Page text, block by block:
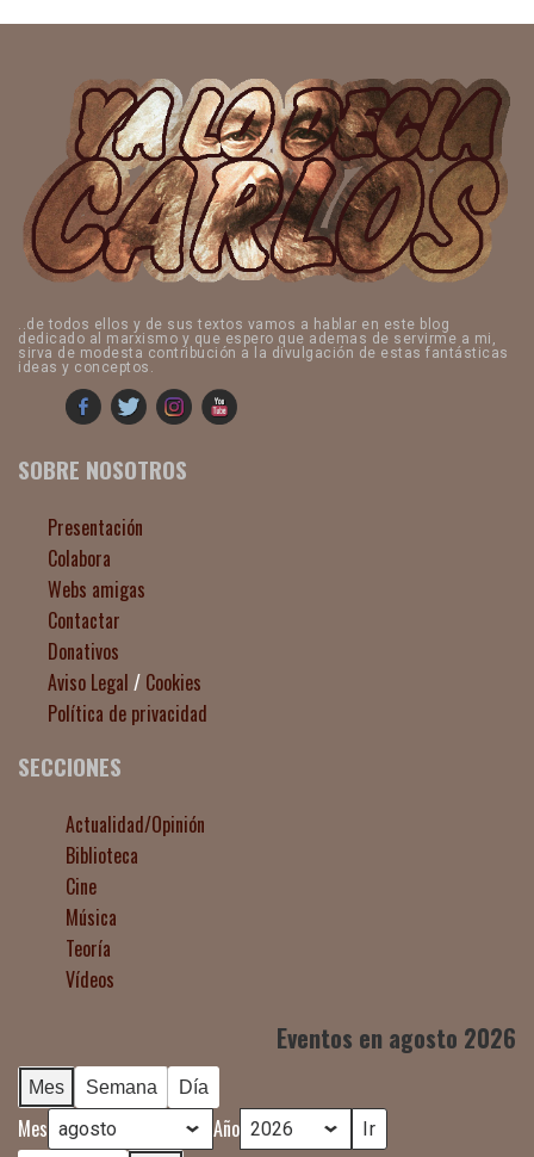
..de todos ellos y de sus textos vamos a hablar en este blog
dedicado al marxismo y que espero que ademas de servirme a mi,
sirva de modesta contribución a la divulgación de estas fantásticas
ideas y conceptos.
SOBRE NOSOTROS
Presentación
Colabora
Webs amigas
Contactar
Donativos
Aviso Legal / Cookies
Política de privacidad
SECCIONES
Actualidad/Opinión
Biblioteca
Cine
Música
Teoría
Vídeos
Eventos en agosto 2026
Mes Semana Día
Mes Año